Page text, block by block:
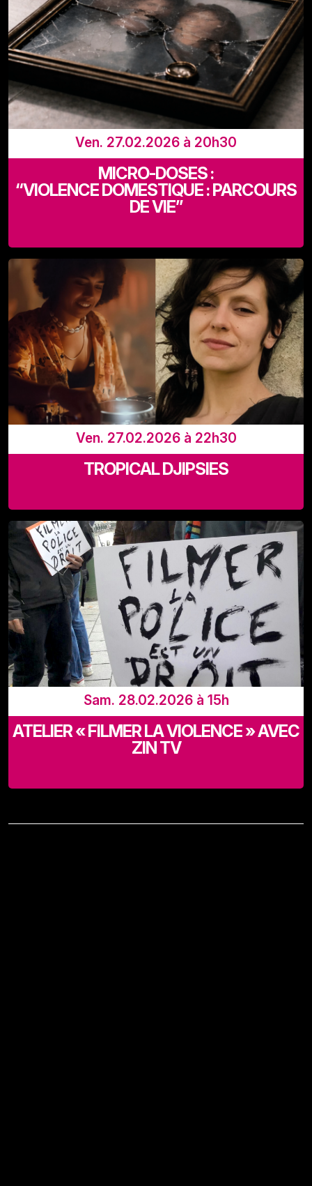
Ven. 27.02.2026 à 20h30
MICRO-DOSES :
“VIOLENCE DOMESTIQUE : PARCOURS
DE VIE”
LaVallée, Rue Adolphe Lavallée 39, 1080 Bruxelles
Ven. 27.02.2026 à 22h30
TROPICAL DJIPSIES
LaVallée, Rue Adolphe Lavallée 39, 1080 Bruxelles
Sam. 28.02.2026 à 15h
ATELIER « FILMER LA VIOLENCE » AVEC
ZIN TV